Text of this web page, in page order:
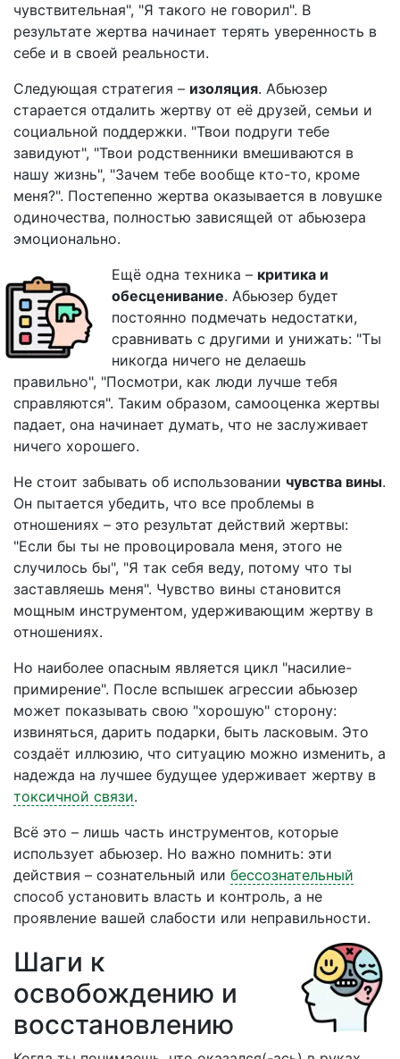
чувствительная", "Я такого не говорил". В
результате жертва начинает терять уверенность в
себе и в своей реальности.
Следующая стратегия – изоляция. Абьюзер
старается отдалить жертву от её друзей, семьи и
социальной поддержки. "Твои подруги тебе
завидуют", "Твои родственники вмешиваются в
нашу жизнь", "Зачем тебе вообще кто-то, кроме
меня?". Постепенно жертва оказывается в ловушке
одиночества, полностью зависящей от абьюзера
эмоционально.
Ещё одна техника – критика и
обесценивание. Абьюзер будет
постоянно подмечать недостатки,
сравнивать с другими и унижать: "Ты
никогда ничего не делаешь
правильно", "Посмотри, как люди лучше тебя
справляются". Таким образом, самооценка жертвы
падает, она начинает думать, что не заслуживает
ничего хорошего.
Не стоит забывать об использовании чувства вины.
Он пытается убедить, что все проблемы в
отношениях – это результат действий жертвы:
"Если бы ты не провоцировала меня, этого не
случилось бы", "Я так себя веду, потому что ты
заставляешь меня". Чувство вины становится
мощным инструментом, удерживающим жертву в
отношениях.
Но наиболее опасным является цикл "насилие-
примирение". После вспышек агрессии абьюзер
может показывать свою "хорошую" сторону:
извиняться, дарить подарки, быть ласковым. Это
создаёт иллюзию, что ситуацию можно изменить, а
надежда на лучшее будущее удерживает жертву в
токсичной связи.
Всё это – лишь часть инструментов, которые
использует абьюзер. Но важно помнить: эти
действия – сознательный или бессознательный
способ установить власть и контроль, а не
проявление вашей слабости или неправильности.
Шаги к
освобождению и
восстановлению